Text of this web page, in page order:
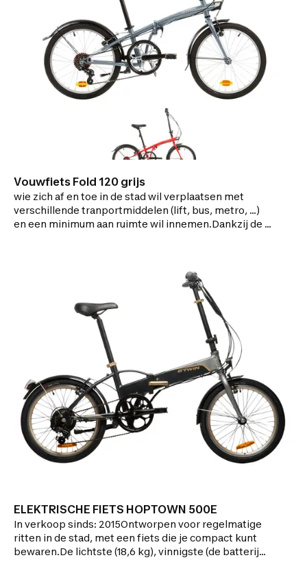
Vouwfiets Fold 120 grijs
wie zich af en toe in de stad wil verplaatsen met
verschillende tranportmiddelen (lift, bus, metro, ...)
en een minimum aan ruimte wil innemen.Dankzij de 6
ELEKTRISCHE FIETS HOPTOWN 500E
In verkoop sinds: 2015Ontworpen voor regelmatige
ritten in de stad, met een fiets die je compact kunt
bewaren.De lichtste (18,6 kg), vinnigste (de batterij